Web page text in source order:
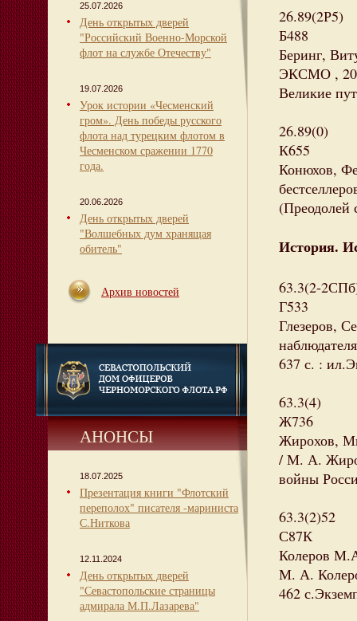
25.07.2026
День открытых дверей
"Российский Военно-Морской
флот на службе Отечеству"
19.07.2026
Урок истории «Чесменский
гром». День победы русского
флота над турецким флотом в
Чесменском сражении 1770
года.
20.06.2026
День открытых дверей
"Волшебных дум хранящая
обитель"
Архив новостей
АНОНСЫ
18.07.2025
Презентация книги "Флотский
переполох" писателя -мариниста
С.Ниткова
12.11.2024
День открытых дверей
"Севастопольские страницы
адмирала М.П.Лазарева"
26.89(2Р5)
Б488
Беринг,
ЭКСМО ,
Великие
26.89(0)
К655
Конюхов,
(Преодолей
История.
63.3(2-
Г533
Глезеров,
637 с. :
63.3(4)
Ж736
Жирохов,
/ М. А.
войны
63.3(2)52
С87К
Колеров
М. А.
462